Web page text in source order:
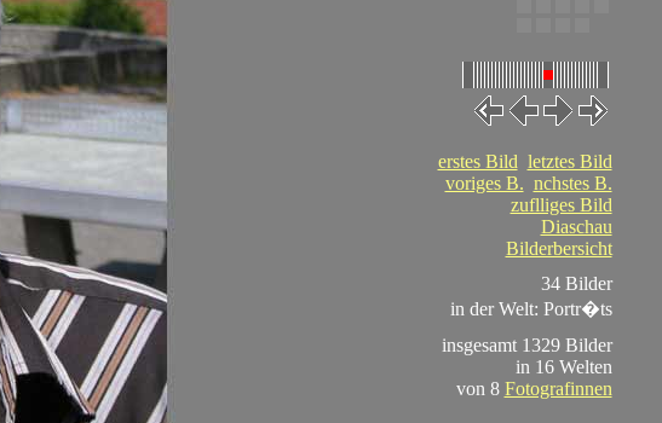
erstes Bild letztes Bild
voriges B. nchstes B.
zuflliges Bild
Diaschau
Bilderbersicht
34 Bilder
in der Welt: Portr�ts
insgesamt 1329 Bilder
in 16 Welten
von 8 Fotografinnen